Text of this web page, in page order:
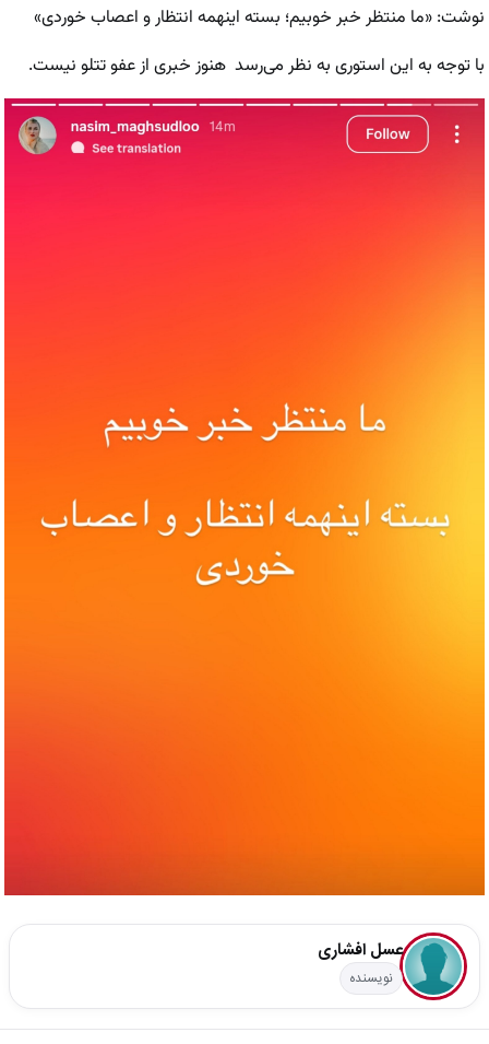
نوشت: «ما منتظر خبر خوبیم؛ بسته اینهمه انتظار و اعصاب خوردی»
با توجه به این استوری به نظر می‌رسد هنوز خبری از عفو تتلو نیست.
عسل افشاری
نویسنده